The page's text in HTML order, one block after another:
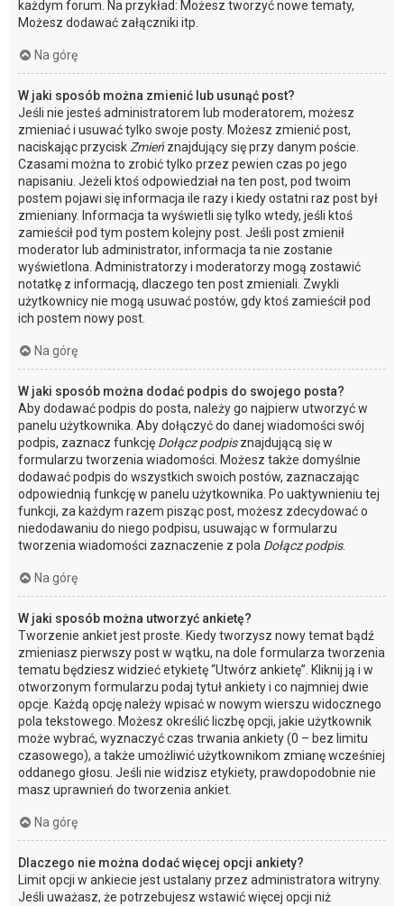
każdym forum. Na przykład: Możesz tworzyć nowe tematy,
Możesz dodawać załączniki itp.
Na górę
W jaki sposób można zmienić lub usunąć post?
Jeśli nie jesteś administratorem lub moderatorem, możesz
zmieniać i usuwać tylko swoje posty. Możesz zmienić post,
naciskając przyciskZmieńznajdujący się przy danym poście.
Czasami można to zrobić tylko przez pewien czas po jego
napisaniu. Jeżeli ktoś odpowiedział na ten post, pod twoim
postem pojawi się informacja ile razy i kiedy ostatni raz post był
zmieniany. Informacja ta wyświetli się tylko wtedy, jeśli ktoś
zamieścił pod tym postem kolejny post. Jeśli post zmienił
moderator lub administrator, informacja ta nie zostanie
wyświetlona. Administratorzy i moderatorzy mogą zostawić
notatkę z informacją, dlaczego ten post zmieniali. Zwykli
użytkownicy nie mogą usuwać postów, gdy ktoś zamieścił pod
ich postem nowy post.
Na górę
W jaki sposób można dodać podpis do swojego posta?
Aby dodawać podpis do posta, należy go najpierw utworzyć w
panelu użytkownika. Aby dołączyć do danej wiadomości swój
podpis, zaznacz funkcję Dołącz podpisznajdującą się w
formularzu tworzenia wiadomości. Możesz także domyślnie
dodawać podpis do wszystkich swoich postów, zaznaczając
odpowiednią funkcję w panelu użytkownika. Po uaktywnieniu tej
funkcji, za każdym razem pisząc post, możesz zdecydować o
niedodawaniu do niego podpisu, usuwając w formularzu
tworzenia wiadomości zaznaczenie z pola Dołącz podpis.
Na górę
W jaki sposób można utworzyć ankietę?
Tworzenie ankiet jest proste. Kiedy tworzysz nowy temat bądź
zmieniasz pierwszy post w wątku, na dole formularza tworzenia
tematu będziesz widzieć etykietę “Utwórz ankietę”. Kliknij ją i w
otworzonym formularzu podaj tytuł ankiety i co najmniej dwie
opcje. Każdą opcję należy wpisać w nowym wierszu widocznego
pola tekstowego. Możesz określić liczbę opcji, jakie użytkownik
może wybrać, wyznaczyć czas trwania ankiety (0 – bez limitu
czasowego), a także umożliwić użytkownikom zmianę wcześniej
oddanego głosu. Jeśli nie widzisz etykiety, prawdopodobnie nie
masz uprawnień do tworzenia ankiet.
Na górę
Dlaczego nie można dodać więcej opcji ankiety?
Limit opcji w ankiecie jest ustalany przez administratora witryny.
Jeśli uważasz, że potrzebujesz wstawić więcej opcji niż